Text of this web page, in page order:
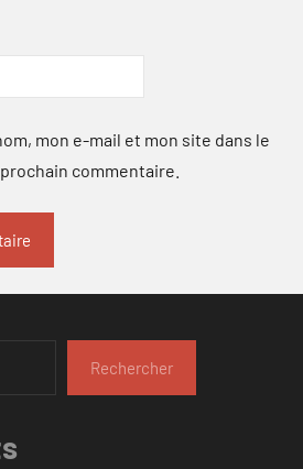
mon e-mail et mon site dans le
commentaire.
Rechercher